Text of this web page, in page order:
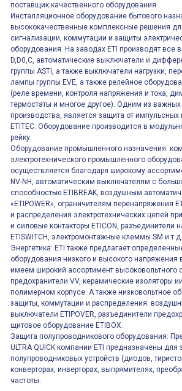
поставщик качественного оборудования.
Инсталляционное оборудование бытового
высококачественные комплексные решения
сигнализации, коммутации и защиты
оборудования. На заводах ETI производят все
D,D0,C, автоматические выключатели и
группы ASTI, а также выключатели нагрузки,
лампы группы EVE, а также релейное
(реле времени, контроля напряжения и тока,
термостаты и многое другое). Одним из
производства, является защита от
ETITEC. Оборудование производится в
рейку.
Оборудование промышленного назначения:
электротехнического промышленного
осуществляется благодаря широкому
NV-NH, автоматическим выключателям с
способностью ETIBREAK, воздушным
«ETIPOWER», ограничителям перенапряжения
и распределения электротехнических цепей
и силовые контакторы ETICON, разъединители
ETISWITCH, электромонтажные клеммы SM и т.д.
Энергетика: ETI также предлагает
оборудования низкого и высокого напряжения
имеем широкий ассортимент высоковольтного
предохранители VV, керамические изоляторы
полимерном корпусе. А также низковольтное
защиты, коммутации и распределения:
выключатели ETIPOVER, разъединители
щитовое оборудование ETIBOX.
Защита полупроводникового оборудования:
ULTRA QUICK компании ETI предназначены для
полупроводниковых устройств (диодов,
конверторах, инверторах, выпрямителях,
частоты.